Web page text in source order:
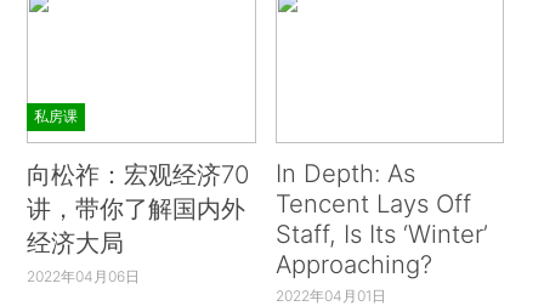
私房课
向松祚：宏观经济70
讲，带你了解国内外
经济大局
2022年04月06日
In Depth: As
Tencent Lays Off
Staff, Is Its ‘Winter’
Approaching?
2022年04月01日